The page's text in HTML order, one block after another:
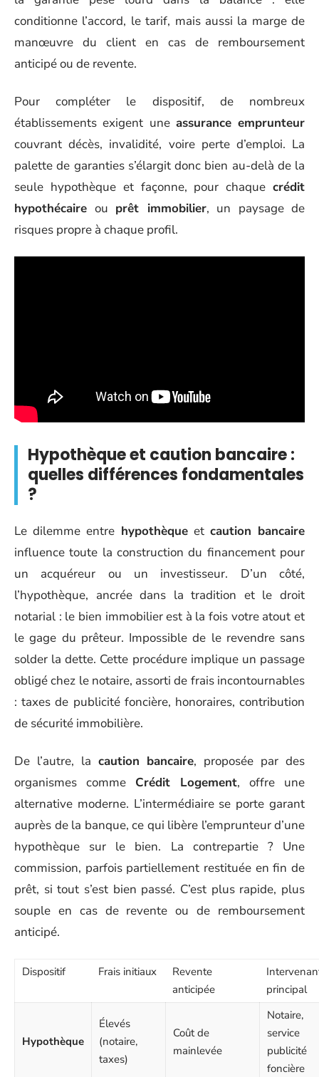
conditionne l’accord, le tarif, mais aussi la marge de
manœuvre du client en cas de remboursement
anticipé ou de revente.
Pour compléter le dispositif, de nombreux
établissements exigent une assurance emprunteur
couvrant décès, invalidité, voire perte d’emploi. La
palette de garanties s’élargit donc bien au-delà de la
seule hypothèque et façonne, pour chaque crédit
hypothécaire ou prêt immobilier, un paysage de
risques propre à chaque profil.
Hypothèque et caution bancaire :
quelles différences fondamentales
?
Le dilemme entre hypothèqueet caution bancaire
influence toute la construction du financement pour
un acquéreur ou un investisseur. D’un côté,
l’hypothèque, ancrée dans la tradition et le droit
notarial : le bien immobilier est à la fois votre atout et
le gage du prêteur. Impossible de le revendre sans
solder la dette. Cette procédure implique un passage
obligé chez le notaire, assorti de frais incontournables
: taxes de publicité foncière, honoraires, contribution
de sécurité immobilière.
De l’autre, la caution bancaire, proposée par des
organismes comme Crédit Logement, offre une
alternative moderne. L’intermédiaire se porte garant
auprès de la banque, ce qui libère l’emprunteur d’une
hypothèque sur le bien. La contrepartie ? Une
commission, parfois partiellement restituée en fin de
prêt, si tout s’est bien passé. C’est plus rapide, plus
souple en cas de revente ou de remboursement
anticipé.
Dispositif Frais initiaux
Revente
anticipée
principal
Hypothèque
Élevés
(notaire,
taxes)
Coût de
mainlevée
Notaire,
service
publicité
foncière